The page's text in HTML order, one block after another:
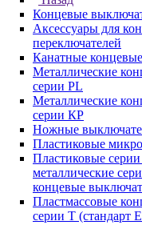
Концевые
Аксессуары для
переключателей
Канатные
Металлические
серии PL
Металлические
серии КP
Ножные
Пластиковые
Пластиковые
металлические
концевые
Пластмассовые
серии T (стандарт